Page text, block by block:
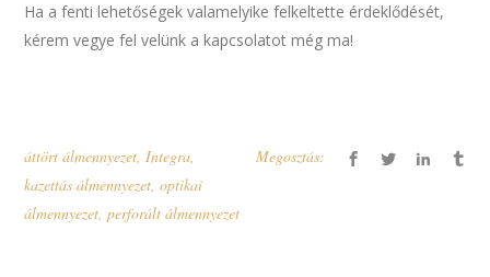
Ha a fenti lehetőségek valamelyike felkeltette érdeklődését,
kérem vegye fel velünk a kapcsolatot még ma!
áttört álmennyezet,Integra,
kazettás álmennyezet,optikai
álmennyezet,perforált álmennyezet
Megosztás: